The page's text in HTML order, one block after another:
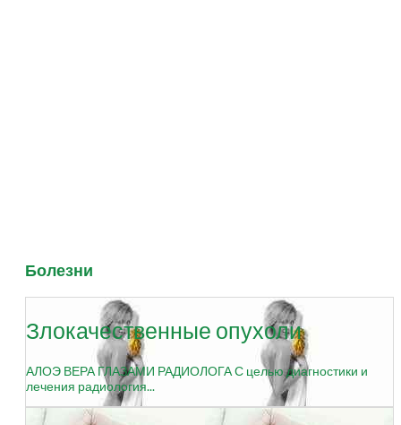
Болезни
Злокачественные опухоли
АЛОЭ ВЕРА ГЛАЗАМИ РАДИОЛОГА С целью диагностики и
лечения радиология...